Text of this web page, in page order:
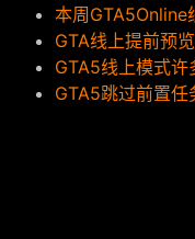
本周GTA5Online
GTA线上提前预
GTA5线上模式许
GTA5跳过前置